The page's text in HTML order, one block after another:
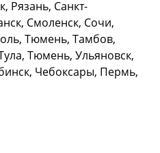
Рязань, Санкт-
Смоленск, Сочи,
Тюмень, Тамбов,
Тюмень, Ульяновск,
Чебоксары, Пермь,